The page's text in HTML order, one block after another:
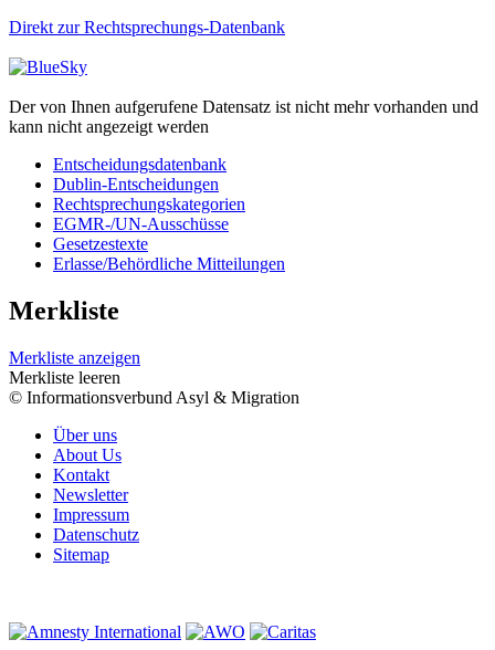
Direkt zur Rechtsprechungs-Datenbank
Der von Ihnen aufgerufene Datensatz ist nicht mehr vorhanden und
kann nicht angezeigt werden
Entscheidungsdatenbank
Dublin-Entscheidungen
Rechtsprechungskategorien
EGMR-/UN-Ausschüsse
Gesetzestexte
Erlasse/Behördliche Mitteilungen
Merkliste
Merkliste anzeigen
Merkliste leeren
© Informationsverbund Asyl & Migration
Über uns
About Us
Kontakt
Newsletter
Impressum
Datenschutz
Sitemap